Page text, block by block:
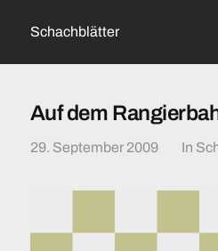
Schachblätter
Auf dem
29. September 2009 In